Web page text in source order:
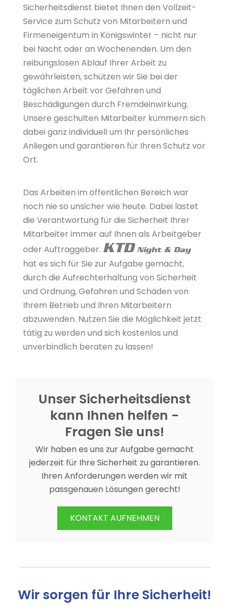
Sicherheitsdienst bietet Ihnen den Vollzeit-
Service zum Schutz von Mitarbeitern und
Firmeneigentum in Königswinter – nicht nur
bei Nacht oder an Wochenenden. Um den
reibungslosen Ablauf Ihrer Arbeit zu
gewährleisten, schützen wir Sie bei der
täglichen Arbeit vor Gefahren und
Beschädigungen durch Fremdeinwirkung.
Unsere geschulten Mitarbeiter kümmern sich
dabei ganz individuell um Ihr persönliches
Anliegen und garantieren für Ihren Schutz vor
Ort.
Das Arbeiten im öffentlichen Bereich war
noch nie so unsicher wie heute. Dabei lastet
die Verantwortung für die Sicherheit Ihrer
Mitarbeiter immer auf Ihnen als Arbeitgeber
oder Auftraggeber. KTD Night & Day
hat es sich für Sie zur Aufgabe gemacht,
durch die Aufrechterhaltung von Sicherheit
und Ordnung, Gefahren und Schäden von
Ihrem Betrieb und Ihren Mitarbeitern
abzuwenden. Nutzen Sie die Möglichkeit jetzt
tätig zu werden und sich kostenlos und
unverbindlich beraten zu lassen!
Unser Sicherheitsdienst
kann Ihnen helfen -
Fragen Sie uns!
Wir haben es uns zur Aufgabe gemacht
jederzeit für Ihre Sicherheit zu garantieren.
Ihren Anforderungen werden wir mit
passgenauen Lösungen gerecht!
KONTAKT AUFNEHMEN
Wir sorgen für Ihre Sicherheit!